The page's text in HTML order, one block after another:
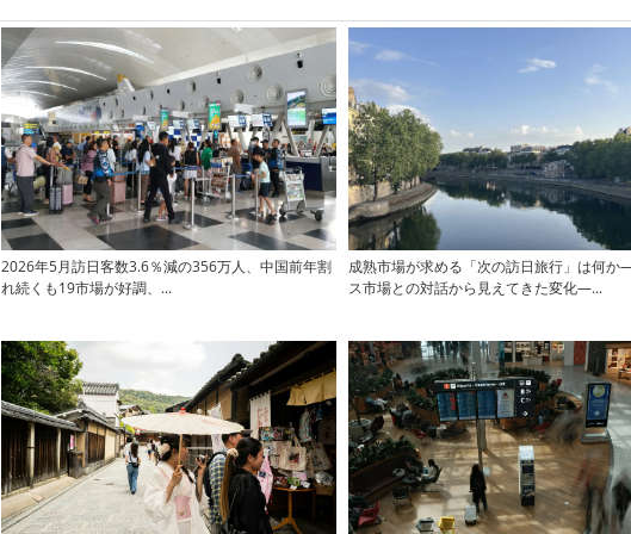
2026年5月訪日客数3.6％減の356万人、中国前年割
れ続くも19市場が好調、...
成熟市場が求める「次の訪日旅行」は何か
ス市場との対話から見えてきた変化―...